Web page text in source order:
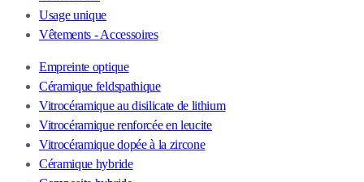
Usage unique
Vêtements - Accessoires
Empreinte optique
Céramique feldspathique
Vitrocéramique au disilicate de lithium
Vitrocéramique renforcée en leucite
Vitrocéramique dopée à la zircone
Céramique hybride